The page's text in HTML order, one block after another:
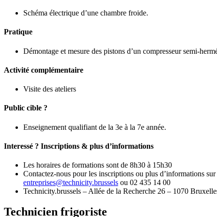
Schéma électrique d’une chambre froide.
Pratique
Démontage et mesure des pistons d’un compresseur semi-
Activité complémentaire
Visite des ateliers
Public cible ?
Enseignement qualifiant de la 3e à la 7e année.
Interessé ? Inscriptions & plus d’informations
Les horaires de formations sont de 8h30 à 15h30
Contactez-nous pour les inscriptions ou plus d’informations sur
entreprises@technicity.brussels ou 02 435 14 00
Technicity.brussels – Allée de la Recherche 26 – 1070
Technicien frigoriste